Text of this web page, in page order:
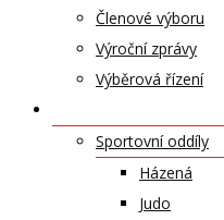
Členové výboru
Výroční zprávy
Výběrová řízení
Sportovní oddíly
Házená
Judo